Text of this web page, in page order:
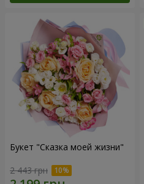
Букет "Сказка моей жизни"
2 443 грн